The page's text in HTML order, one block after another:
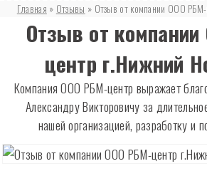
Главная » Отзывы » Отзыв от компании ООО
Отзыв от
центр г.Нижний
Компания ООО РБМ-центр выражает
Александру Викторовичу за
нашей организацией, разработку и